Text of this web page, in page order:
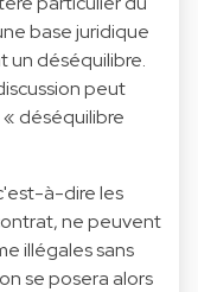
base juridique
un déséquilibre.
peut
« déséquilibre
à-dire les
ne peuvent
illégales sans
se posera alors